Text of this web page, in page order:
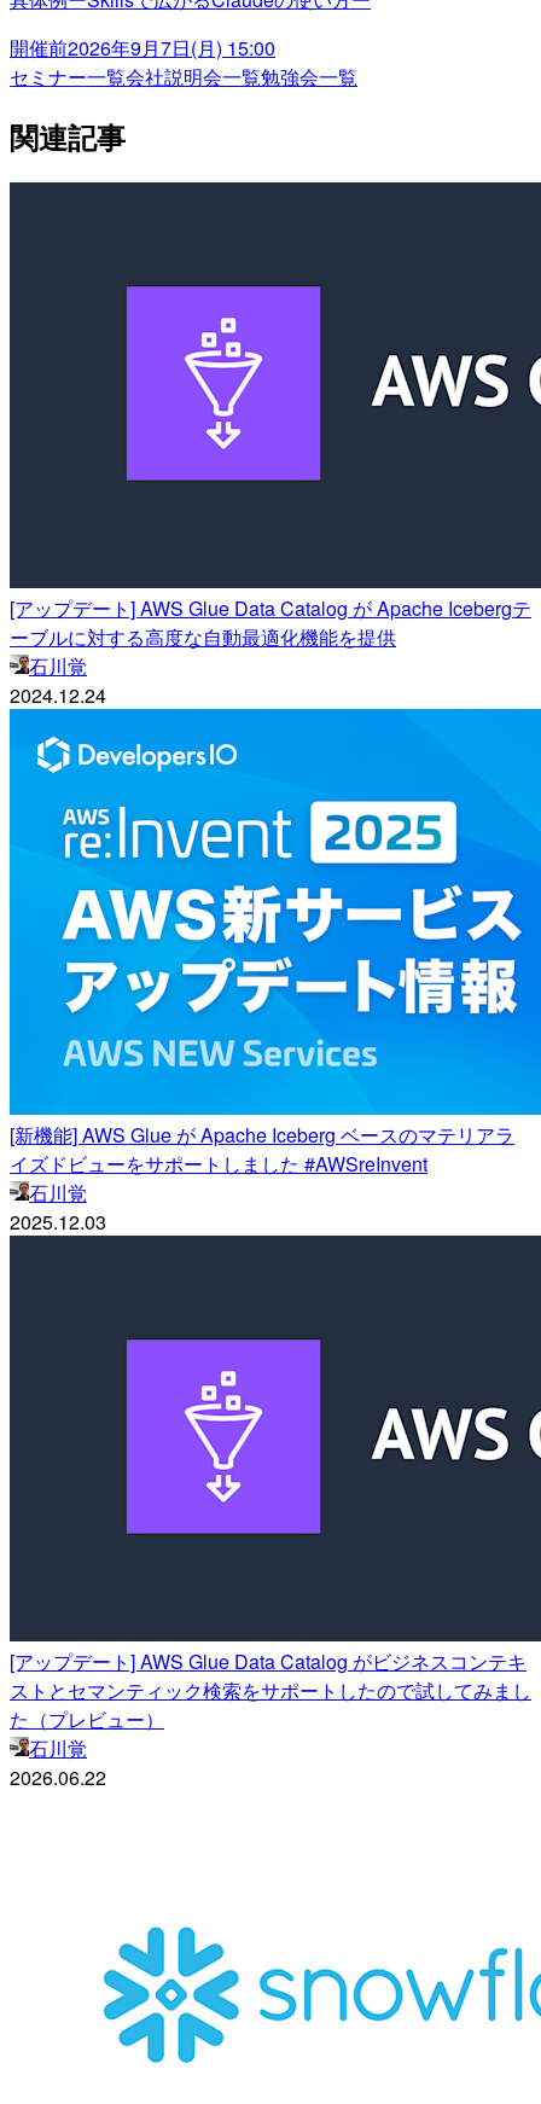
開催前2026年9月7日(月) 15:00
セミナー一覧会社説明会一覧勉強会一覧
関連記事
[アップデート] AWS Glue Data Catalog が Apache Icebergテ
ーブルに対する高度な自動最適化機能を提供
石川覚
2024.12.24
[新機能] AWS Glue が Apache Iceberg ベースのマテリアラ
イズドビューをサポートしました #AWSreInvent
石川覚
2025.12.03
[アップデート] AWS Glue Data Catalog がビジネスコンテキ
ストとセマンティック検索をサポートしたので試してみまし
た（プレビュー）
石川覚
2026.06.22